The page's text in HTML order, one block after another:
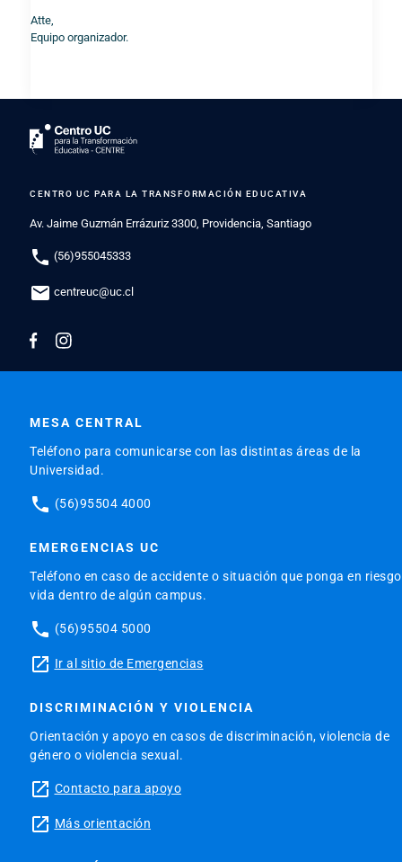
Atte,
Equipo organizador.
CENTRO UC PARA LA TRANSFORMACIÓN EDUCATIVA
Av. Jaime Guzmán Errázuriz 3300, Providencia, Santiago
phone (56)955045333
mail centreuc@uc.cl
MESA CENTRAL
Teléfono para comunicarse con las distintas áreas de la
Universidad.
phone (56)95504 4000
EMERGENCIAS UC
Teléfono en caso de accidente o situación que ponga en
vida dentro de algún campus.
phone (56)95504 5000
launch Ir al sitio de Emergencias
DISCRIMINACIÓN Y VIOLENCIA
Orientación y apoyo en casos de discriminación, violencia de
género o violencia sexual.
launch Contacto para apoyo
launch Más orientación